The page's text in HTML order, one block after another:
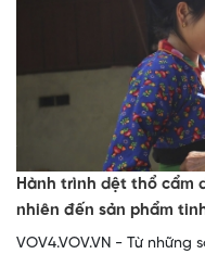
Hành trình dệt thổ cẩm
nhiên đến sản phẩm
VOV4.VOV.VN - Từ